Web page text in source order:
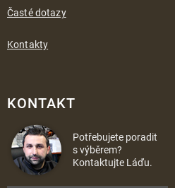
Časté dotazy
Kontakty
KONTAKT
Potřebujete poradit
s výběrem?
Kontaktujte Láďu.